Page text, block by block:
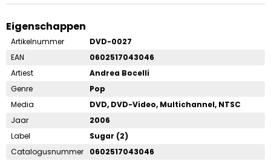
Eigenschappen
Artikelnummer
DVD-0027
EAN
0602517043046
Artiest
Andrea Bocelli
Genre
Pop
Media
DVD, DVD-Video, Multichannel, NTSC
Jaar
2006
Label
Sugar (2)
Catalogusnummer
0602517043046